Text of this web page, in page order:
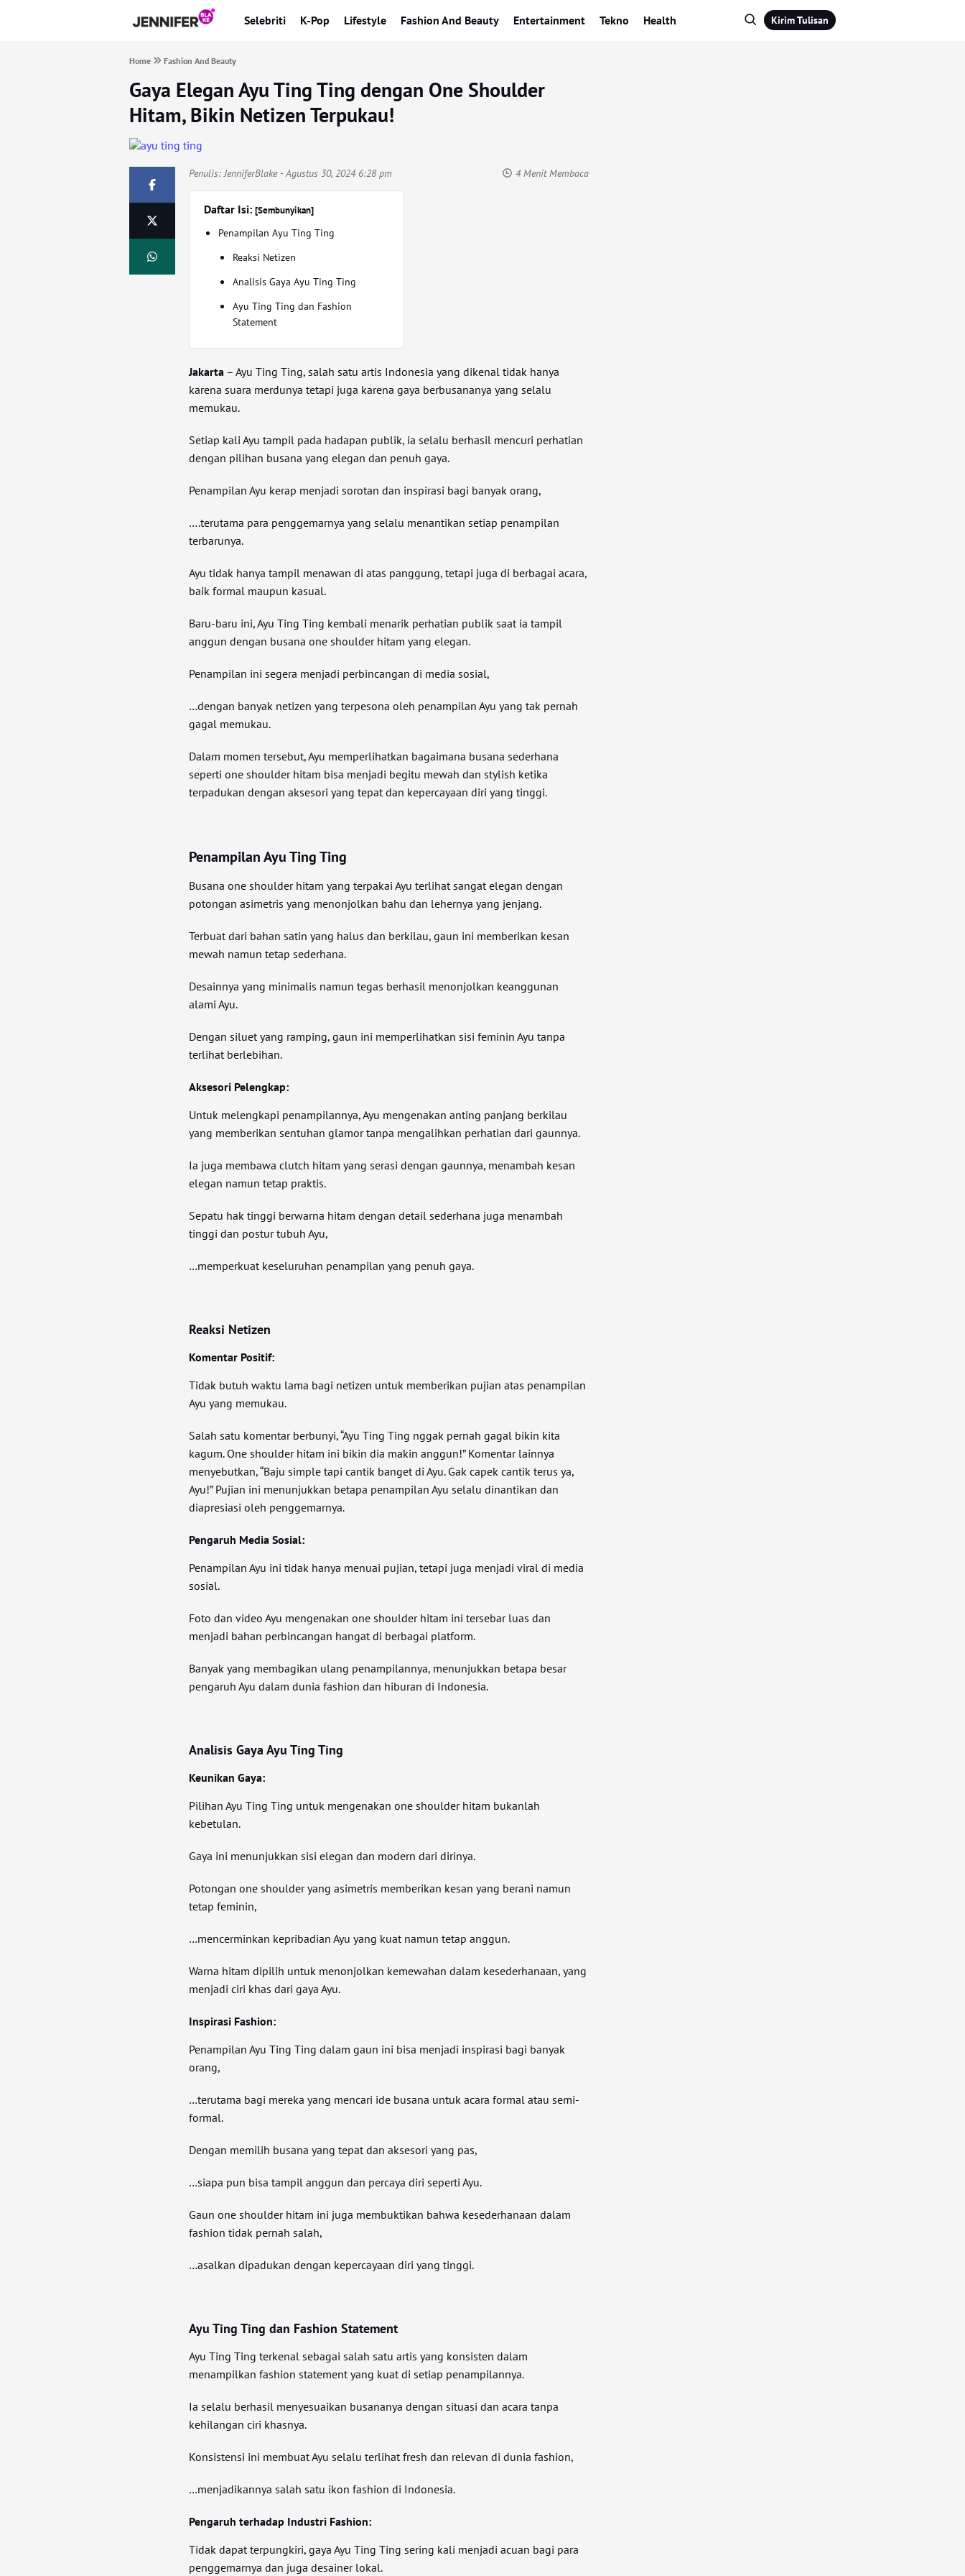
Selebriti K-Pop Lifestyle Fashion And Beauty Entertainment Tekno Health Kirim Tulisan
Home Fashion And Beauty
Gaya Elegan Ayu Ting Ting dengan One Shoulder
Hitam, Bikin Netizen Terpukau!
Penulis:JenniferBlake- Agustus 30, 2024 6:28 pm 4 Menit Membaca
Daftar Isi:[Sembunyikan]
Penampilan Ayu Ting Ting
Reaksi Netizen
Analisis Gaya Ayu Ting Ting
Ayu Ting Ting dan Fashion
Statement
Jakarta – Ayu Ting Ting, salah satu artis Indonesia yang dikenal tidak hanya
karena suara merdunya tetapi juga karena gaya berbusananya yang selalu
memukau.
Setiap kali Ayu tampil pada hadapan publik, ia selalu berhasil mencuri perhatian
dengan pilihan busana yang elegan dan penuh gaya.
Penampilan Ayu kerap menjadi sorotan dan inspirasi bagi banyak orang,
….terutama para penggemarnya yang selalu menantikan setiap penampilan
terbarunya.
Ayu tidak hanya tampil menawan di atas panggung, tetapi juga di berbagai acara,
baik formal maupun kasual.
Baru-baru ini, Ayu Ting Ting kembali menarik perhatian publik saat ia tampil
anggun dengan busana one shoulder hitam yang elegan.
Penampilan ini segera menjadi perbincangan di media sosial,
…dengan banyak netizen yang terpesona oleh penampilan Ayu yang tak pernah
gagal memukau.
Dalam momen tersebut, Ayu memperlihatkan bagaimana busana sederhana
seperti one shoulder hitam bisa menjadi begitu mewah dan stylish ketika
terpadukan dengan aksesori yang tepat dan kepercayaan diri yang tinggi.
Penampilan Ayu Ting Ting
Busana one shoulder hitam yang terpakai Ayu terlihat sangat elegan dengan
potongan asimetris yang menonjolkan bahu dan lehernya yang jenjang.
Terbuat dari bahan satin yang halus dan berkilau, gaun ini memberikan kesan
mewah namun tetap sederhana.
Desainnya yang minimalis namun tegas berhasil menonjolkan keanggunan
alami Ayu.
Dengan siluet yang ramping, gaun ini memperlihatkan sisi feminin Ayu tanpa
terlihat berlebihan.
Aksesori Pelengkap:
Untuk melengkapi penampilannya, Ayu mengenakan anting panjang berkilau
yang memberikan sentuhan glamor tanpa mengalihkan perhatian dari gaunnya.
Ia juga membawa clutch hitam yang serasi dengan gaunnya, menambah kesan
elegan namun tetap praktis.
Sepatu hak tinggi berwarna hitam dengan detail sederhana juga menambah
tinggi dan postur tubuh Ayu,
…memperkuat keseluruhan penampilan yang penuh gaya.
Reaksi Netizen
Komentar Positif:
Tidak butuh waktu lama bagi netizen untuk memberikan pujian atas penampilan
Ayu yang memukau.
Salah satu komentar berbunyi, “Ayu Ting Ting nggak pernah gagal bikin kita
kagum. One shoulder hitam ini bikin dia makin anggun!” Komentar lainnya
menyebutkan, “Baju simple tapi cantik banget di Ayu. Gak capek cantik terus ya,
Ayu!” Pujian ini menunjukkan betapa penampilan Ayu selalu dinantikan dan
diapresiasi oleh penggemarnya.
Pengaruh Media Sosial:
Penampilan Ayu ini tidak hanya menuai pujian, tetapi juga menjadi viral di media
sosial.
Foto dan video Ayu mengenakan one shoulder hitam ini tersebar luas dan
menjadi bahan perbincangan hangat di berbagai platform.
Banyak yang membagikan ulang penampilannya, menunjukkan betapa besar
pengaruh Ayu dalam dunia fashion dan hiburan di Indonesia.
Analisis Gaya Ayu Ting Ting
Keunikan Gaya:
Pilihan Ayu Ting Ting untuk mengenakan one shoulder hitam bukanlah
kebetulan.
Gaya ini menunjukkan sisi elegan dan modern dari dirinya.
Potongan one shoulder yang asimetris memberikan kesan yang berani namun
tetap feminin,
…mencerminkan kepribadian Ayu yang kuat namun tetap anggun.
Warna hitam dipilih untuk menonjolkan kemewahan dalam kesederhanaan, yang
menjadi ciri khas dari gaya Ayu.
Inspirasi Fashion:
Penampilan Ayu Ting Ting dalam gaun ini bisa menjadi inspirasi bagi banyak
orang,
…terutama bagi mereka yang mencari ide busana untuk acara formal atau semi-
formal.
Dengan memilih busana yang tepat dan aksesori yang pas,
…siapa pun bisa tampil anggun dan percaya diri seperti Ayu.
Gaun one shoulder hitam ini juga membuktikan bahwa kesederhanaan dalam
fashion tidak pernah salah,
…asalkan dipadukan dengan kepercayaan diri yang tinggi.
Ayu Ting Ting dan Fashion Statement
Ayu Ting Ting terkenal sebagai salah satu artis yang konsisten dalam
menampilkan fashion statement yang kuat di setiap penampilannya.
Ia selalu berhasil menyesuaikan busananya dengan situasi dan acara tanpa
kehilangan ciri khasnya.
Konsistensi ini membuat Ayu selalu terlihat fresh dan relevan di dunia fashion,
…menjadikannya salah satu ikon fashion di Indonesia.
Pengaruh terhadap Industri Fashion:
Tidak dapat terpungkiri, gaya Ayu Ting Ting sering kali menjadi acuan bagi para
penggemarnya dan juga desainer lokal.